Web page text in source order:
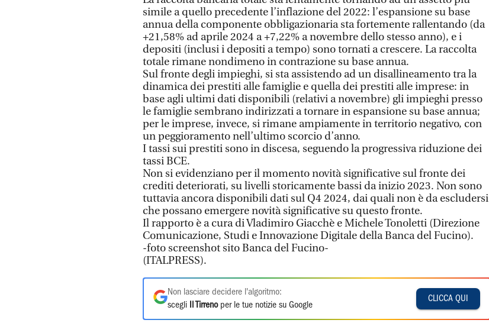
simile a quello precedente l’inflazione del 2022: l’espansione su base
annua della componente obbligazionaria sta fortemente rallentando (da
+21,58% ad aprile 2024 a +7,22% a novembre dello stesso anno), e i
depositi (inclusi i depositi a tempo) sono tornati a crescere. La raccolta
totale rimane nondimeno in contrazione su base annua.
Sul fronte degli impieghi, si sta assistendo ad un disallineamento tra la
dinamica dei prestiti alle famiglie e quella dei prestiti alle imprese: in
base agli ultimi dati disponibili (relativi a novembre) gli impieghi presso
le famiglie sembrano indirizzati a tornare in espansione su base annua;
per le imprese, invece, si rimane ampiamente in territorio negativo, con
un peggioramento nell’ultimo scorcio d’anno.
I tassi sui prestiti sono in discesa, seguendo la progressiva riduzione dei
tassi BCE.
Non si evidenziano per il momento novità significative sul fronte dei
crediti deteriorati, su livelli storicamente bassi da inizio 2023. Non sono
tuttavia ancora disponibili dati sul Q4 2024, dai quali non è da escludersi
che possano emergere novità significative su questo fronte.
Il rapporto è a cura di Vladimiro Giacchè e Michele Tonoletti (Direzione
Comunicazione, Studi e Innovazione Digitale della Banca del Fucino).
-foto screenshot sito Banca del Fucino-
(ITALPRESS).
Non lasciare decidere l'algoritmo:
scegli
Il Tirrenoper le tue notizie su Google
CLICCA QUI